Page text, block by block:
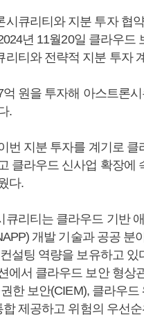
큐리티와 지분 투자 협약
년 11월20일 클라우드
리티와 전략적 지분 투자
억 원을 투자해 아스트론
.
번 지분 투자를 계기로 클
클라우드 신사업 확장에
다.
큐리티는 클라우드 기반
개발 기술과 공공 분
설팅 역량을 보유하고 있
에서 클라우드 보안 형상
한 보안(CIEM), 클라우
합 제공하고 위험의 우선